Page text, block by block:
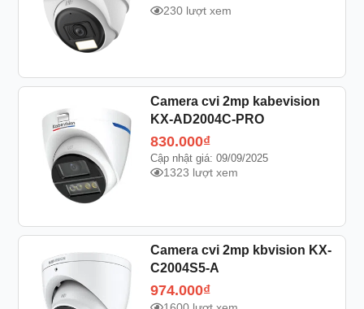
230 lượt xem
Camera cvi 2mp kabevision
KX-AD2004C-PRO
830.000₫
Cập nhật giá: 09/09/2025
1323 lượt xem
Camera cvi 2mp kbvision KX-
C2004S5-A
974.000₫